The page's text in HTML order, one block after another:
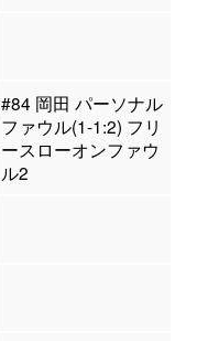
#84 岡田 パーソナル
ファウル(1-1:2) フリ
ースローオンファウ
ル2